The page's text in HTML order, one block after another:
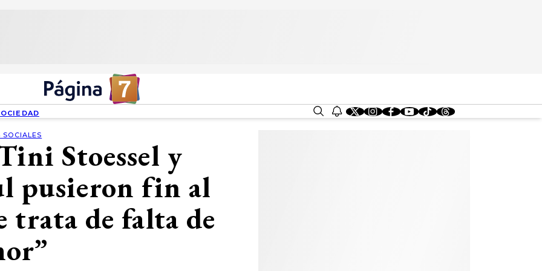
SOCIALES
Stoessel y
pusieron fin al
trata de falta de